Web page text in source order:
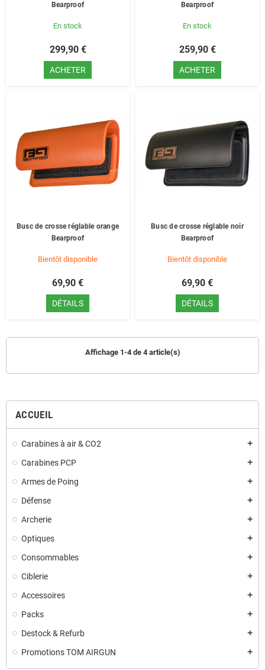
ACCUEIL
Carabines à air & CO2 add
Carabines PCP add
Armes de Poing add
Défense add
Archerie add
Optiques add
Consommables add
Ciblerie add
Accessoires add
Packs add
Destock & Refurb add
Promotions TOM AIRGUN add
Bearproof
En stock
299,90 €
ACHETER
Bearproof
En stock
259,90 €
ACHETER
Busc de crosse réglable orange
Bearproof
Bientôt disponible
69,90 €
DÉTAILS
Busc de crosse réglable noir
Bearproof
Bientôt disponible
69,90 €
DÉTAILS
Affichage 1-4 de 4 article(s)